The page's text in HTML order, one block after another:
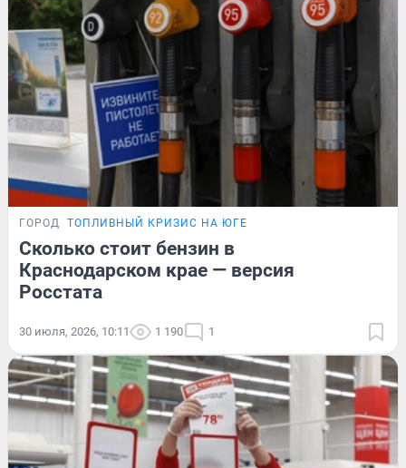
ГОРОД ТОПЛИВНЫЙ КРИЗИС НА ЮГЕ
Сколько стоит бензин в
Краснодарском крае — версия
Росстата
30 июля, 2026, 10:11 1 190 1